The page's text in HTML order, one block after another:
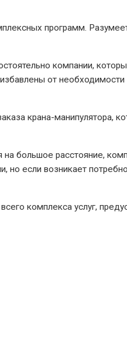
программ.
компании,
от необходимости
крана-манипулятора,
большое расстояние,
если возникает
комплекса услуг,